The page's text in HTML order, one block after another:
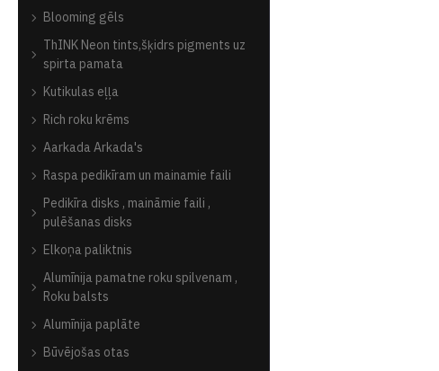
Blooming gēls
ThINK Neon tints,šķidrs pigments uz
spirta pamata
Kutikulas eļļa
Rich roku krēms
Aarkada Arkada's
Raspa pedikīram un mainamie faili
Pedikīra disks , maināmie faili ,
pulēšanas disks
Elkoņa paliktnis
Alumīnija pamatne roku spilvenam ,
Roku balsts
Alumīnija paplāte
Būvējošas otas